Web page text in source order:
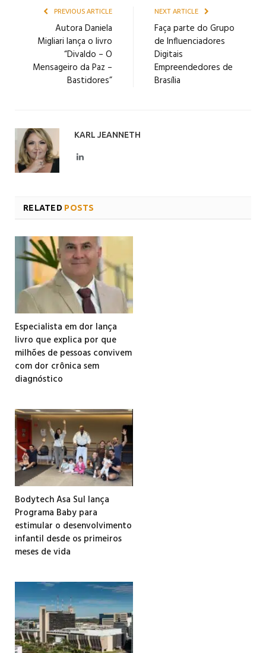
PREVIOUS ARTICLE
Autora Daniela
Migliari lança o livro
“Divaldo – O
Mensageiro da Paz –
Bastidores”
NEXT ARTICLE
Faça parte do Grupo
de Influenciadores
Digitais
Empreendedores de
Brasília
KARL JEANNETH
LinkedIn
RELATED POSTS
Especialista em dor lança
livro que explica por que
milhões de pessoas convivem
com dor crônica sem
diagnóstico
Bodytech Asa Sul lança
Programa Baby para
estimular o desenvolvimento
infantil desde os primeiros
meses de vida